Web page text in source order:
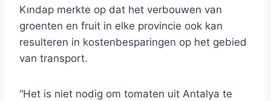
Kındap merkte op dat het verbouwen van
groenten en fruit in elke provincie ook kan
resulteren in kostenbesparingen op het gebied
van transport.
“Het is niet nodig om tomaten uit Antalya te